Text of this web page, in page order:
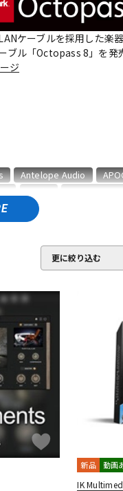
ケーブルを採用した楽
ブル「Octopass 8」を発
ジ
Antelope Audio
E
IK Multimedia
Lexicon Lynx
Grid
TAC SYSTEM
Vital Arts
更に絞り込む
新品 動画
IK